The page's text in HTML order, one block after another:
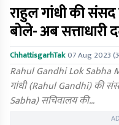
gandhi
parliament
राहुल गांधी की
बोले- अब सत्ताधारी
ChhattisgarhTak07 Aug 2023
Rahul Gandhi Lok Sabha
गांधी (Rahul Gandhi) की
Sabha) सचिवालय की…